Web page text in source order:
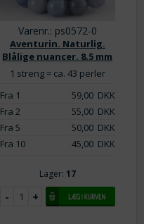
Varenr.: ps0572-0
Aventurin. Naturlig.
Blålige nuancer. 8.5 mm
1 streng = ca. 43 perler
Fra 1
59,00DKK
Fra 2
55,00DKK
Fra 5
50,00DKK
Fra 10
45,00DKK
Lager: 17